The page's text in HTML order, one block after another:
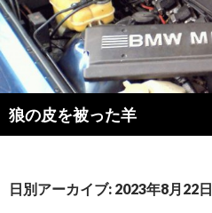
狼の皮を被った羊
検
索
ン
日別アーカイブ: 2023年8月22日